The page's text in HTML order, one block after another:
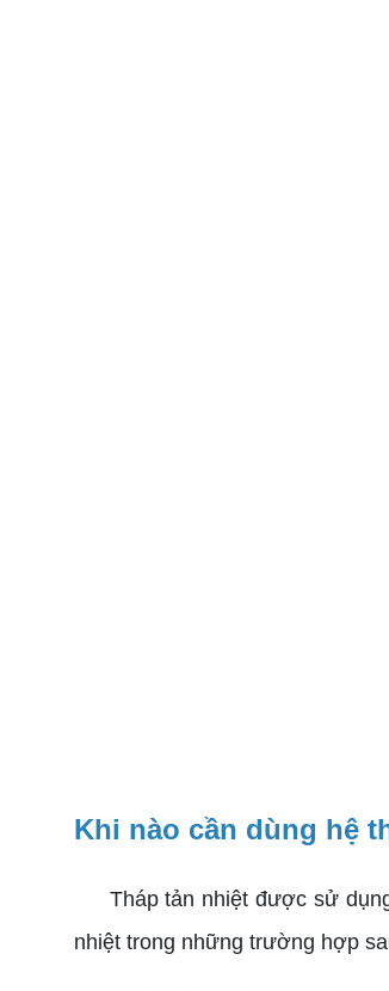
Khi nào cần dùng hệ
Tháp tản nhiệt được sử dụng
nhiệt trong những trường hợp